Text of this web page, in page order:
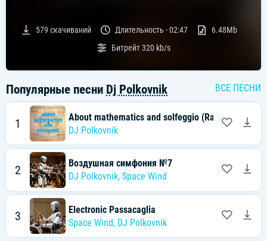
579 скачиваний Длительность -02:47
6.48Mb
Битрейт320 kb/s
Популярные песни Dj Polkovnik ВСЕ ПЕСНИ
1
About mathematics and solfeggio (Radio Edit)
DJ Polkovnik
2
Воздушная симфония №7
DJ Polkovnik, Space Wind
3
Electronic Passacaglia
Space Wind, DJ Polkovnik